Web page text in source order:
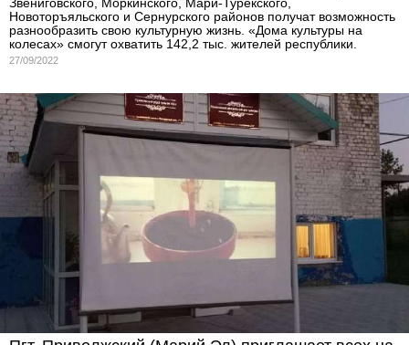
Новоторъяльского и Сернурского районов получат возможность
разнообразить свою культурную жизнь. «Дома культуры на
колесах» смогут охватить 142,2 тыс. жителей республики.
27/09/2022